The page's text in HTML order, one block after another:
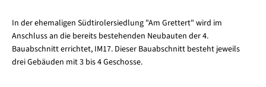
In der ehemaligen Südtirolersiedlung "Am Grettert" wird im
Anschluss an die bereits bestehenden Neubauten der 4.
Bauabschnitt errichtet, IM17. Dieser Bauabschnitt besteht jeweils
drei Gebäuden mit 3 bis 4 Geschosse.